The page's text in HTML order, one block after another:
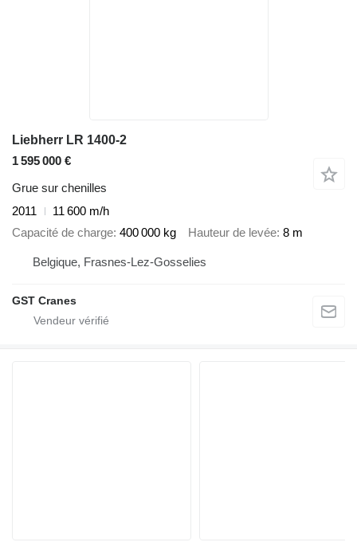
Liebherr LR 1400-2
1 595 000 €
Grue sur chenilles
2011
11 600 m/h
Capacité de charge 400 000 kg Hauteur de levée 8 m
Belgique, Frasnes-Lez-Gosselies
GST Cranes